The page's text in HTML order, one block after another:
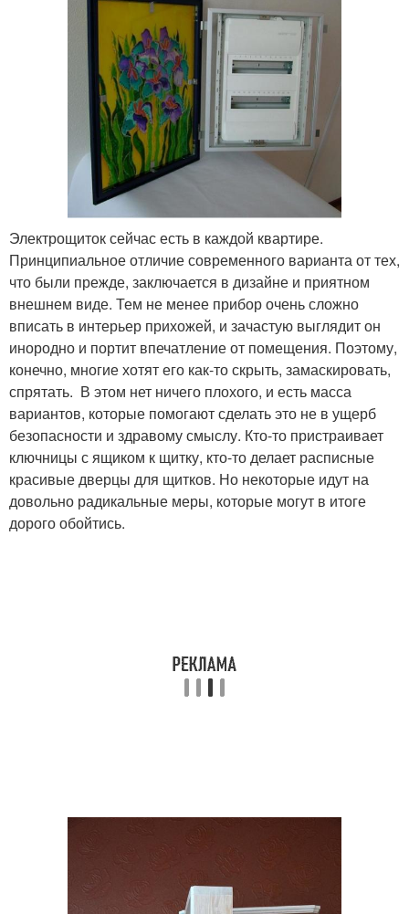
Электрощиток сейчас есть в каждой квартире.
Принципиальное отличие современного варианта от тех,
что были прежде, заключается в дизайне и приятном
внешнем виде. Тем не менее прибор очень сложно
вписать в интерьер прихожей, и зачастую выглядит он
инородно и портит впечатление от помещения. Поэтому,
конечно, многие хотят его как-то скрыть, замаскировать,
спрятать. В этом нет ничего плохого, и есть масса
вариантов, которые помогают сделать это не в ущерб
безопасности и здравому смыслу. Кто-то пристраивает
ключницы с ящиком к щитку, кто-то делает расписные
красивые дверцы для щитков. Но некоторые идут на
довольно радикальные меры, которые могут в итоге
дорого обойтись.